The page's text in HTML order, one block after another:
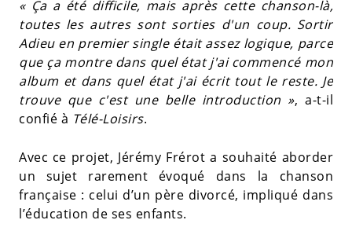
« Ça a été difficile, mais après cette chanson-là,
toutes les autres sont sorties d'un coup. Sortir
Adieu en premier single était assez logique, parce
que ça montre dans quel état j'ai commencé mon
album et dans quel état j'ai écrit tout le reste. Je
trouve que c'est une belle introduction », a-t-il
confié à Télé-Loisirs.
Avec ce projet, Jérémy Frérot a souhaité aborder
un sujet rarement évoqué dans la chanson
française : celui d’un père divorcé, impliqué dans
l’éducation de ses enfants.